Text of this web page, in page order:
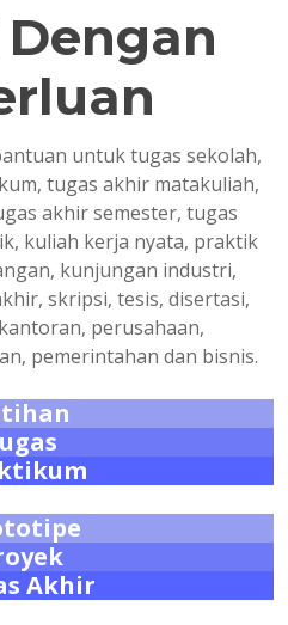
untuk tugas sekolah,
tugas akhir matakuliah,
akhir semester, tugas
kuliah kerja nyata, praktik
kunjungan industri,
skripsi, tesis, disertasi,
perusahaan,
pemerintahan dan bisnis.
Akhir